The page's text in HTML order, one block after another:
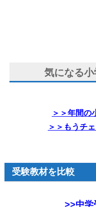
気になる
＞＞年間の
＞＞もうチ
受験教材を比較
>>中学